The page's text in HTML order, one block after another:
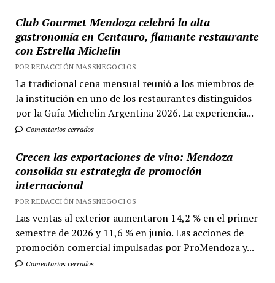
Club Gourmet Mendoza celebró la alta
gastronomía en Centauro, flamante restaurante
con Estrella Michelin
POR REDACCIÓN MASSNEGOCIOS
La tradicional cena mensual reunió a los miembros de
la institución en uno de los restaurantes distinguidos
por la Guía Michelin Argentina 2026. La experiencia...
Comentarios cerrados
Crecen las exportaciones de vino: Mendoza
consolida su estrategia de promoción
internacional
POR REDACCIÓN MASSNEGOCIOS
Las ventas al exterior aumentaron 14,2 % en el primer
semestre de 2026 y 11,6 % en junio. Las acciones de
promoción comercial impulsadas por ProMendoza y...
Comentarios cerrados